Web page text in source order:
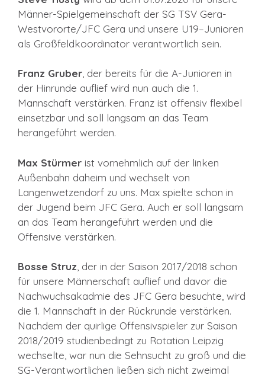
Männer-Spielgemeinschaft der SG TSV Gera-
Westvororte/JFC Gera und unsere U19–Junioren
als Großfeldkoordinator verantwortlich sein.
Franz Gruber , der bereits für die A-Junioren in
der Hinrunde auflief wird nun auch die 1.
Mannschaft verstärken. Franz ist offensiv flexibel
einsetzbar und soll langsam an das Team
herangeführt werden.
Max Stürmer ist vornehmlich auf der linken
Außenbahn daheim und wechselt von
Langenwetzendorf zu uns. Max spielte schon in
der Jugend beim JFC Gera. Auch er soll langsam
an das Team herangeführt werden und die
Offensive verstärken.
Bosse Struz , der in der Saison 2017/2018 schon
für unsere Männerschaft auflief und davor die
Nachwuchsakadmie des JFC Gera besuchte, wird
die 1. Mannschaft in der Rückrunde verstärken.
Nachdem der quirlige Offensivspieler zur Saison
2018/2019 studienbedingt zu Rotation Leipzig
wechselte, war nun die Sehnsucht zu groß und die
SG-Verantwortlichen ließen sich nicht zweimal